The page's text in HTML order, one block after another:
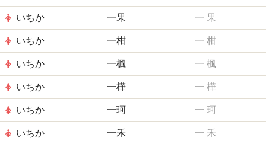
いちか 一果 一 果
いちか 一柑 一 柑
いちか 一楓 一 楓
いちか 一樺 一 樺
いちか 一珂 一 珂
いちか 一禾 一 禾